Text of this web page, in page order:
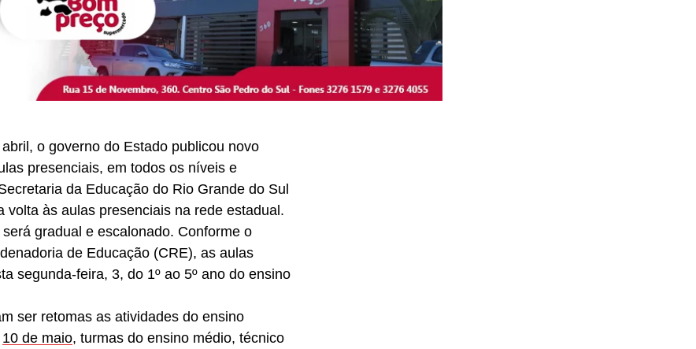
o governo do Estado publicou novo
presenciais, em todos os níveis e
da Educação do Rio Grande do Sul
volta às aulas presenciais na rede estadual.
gradual e escalonado. Conforme o
de Educação (CRE), as aulas
segunda-feira, 3, do 1º ao 5º ano do ensino
ser retomas as atividades do ensino
10 de maio, turmas do ensino médio, técnico